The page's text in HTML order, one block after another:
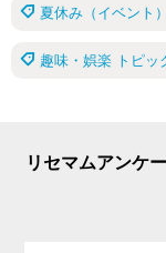
夏休み（イベント）
趣味・娯楽 トピッ
リセマムアンケ